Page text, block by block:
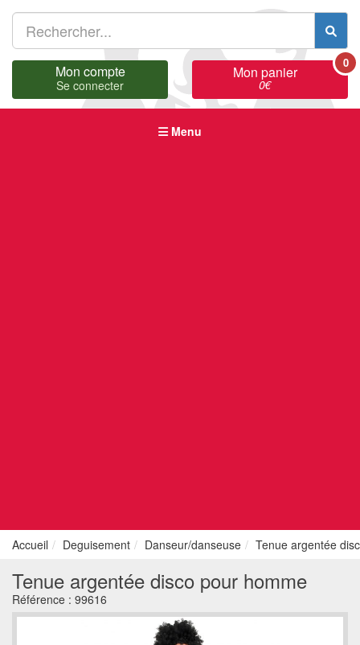
Mon compte
Se connecter
Mon panier
0€
0
Menu
Accueil Deguisement Danseur/danseuse Tenue argentée
Tenue argentée disco pour homme
Référence : 99616